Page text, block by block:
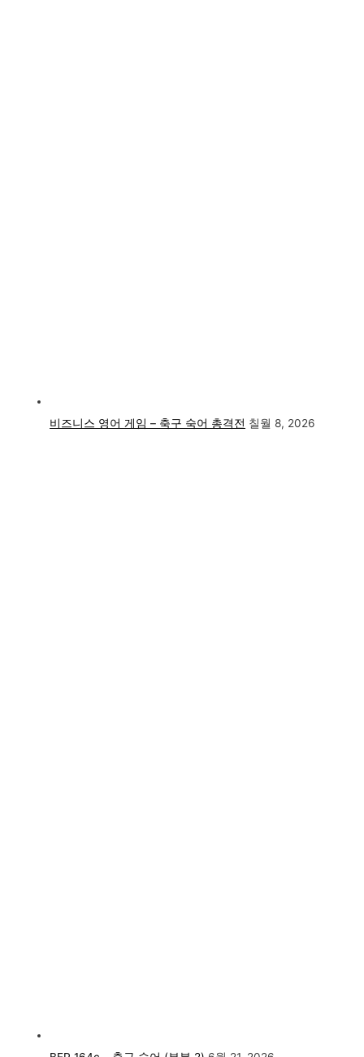
비즈니스 영어 게임 – 축구 숙어 총격전 칠월 8, 2026